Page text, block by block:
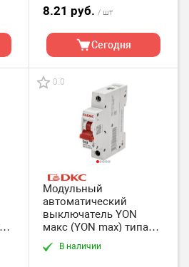
8.21 руб. / шт
Сегодня
0.0
Модульный
автоматический
выключатель YON
макс (YON max) типа
MD63, 1 полюс, хар-ка
C, 63А, 4,5кА DKC
В наличии